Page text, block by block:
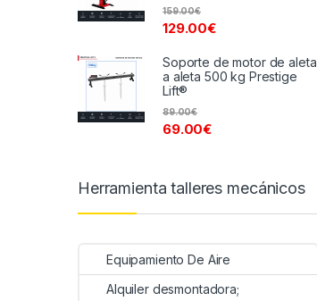
129.00€
159.00€
Soporte de motor de aleta
a aleta 500 kg Prestige
Lift®
69.00€
89.00€
Herramienta talleres mecánicos
Equipamiento De Aire
Alquiler desmontadora;